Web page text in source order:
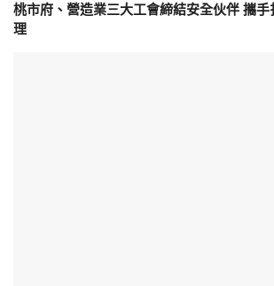
桃市府、營造業三大工會締結安全伙伴 攜
理